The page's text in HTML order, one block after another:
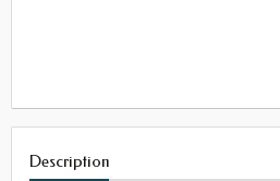
Description